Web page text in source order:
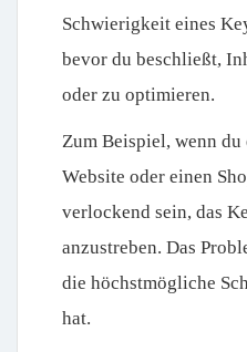
Schwierigkeit eines
bevor du beschließt,
oder zu optimieren.
Zum Beispiel, wenn
Website oder einen
verlockend sein, das
anzustreben. Das
die höchstmögliche
hat.